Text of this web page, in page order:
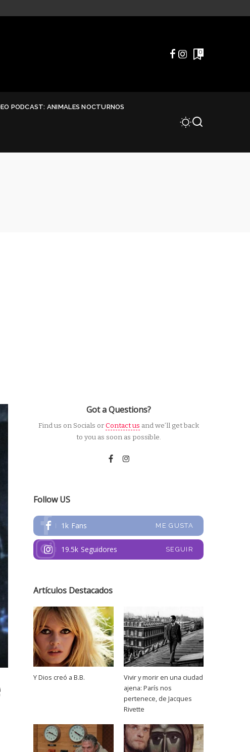
0
PODCAST: ANIMALES NOCTURNOS
Got a Questions?
Find us on Socials orContact us and we’ll get back
to you as soon as possible.
Follow US
1k Fans ME GUSTA
19.5k Seguidores SEGUIR
Artículos Destacados
Y Dios creó a B.B.
Vivir y morir en una ciudad
ajena: París nos
pertenece, de Jacques
Rivette